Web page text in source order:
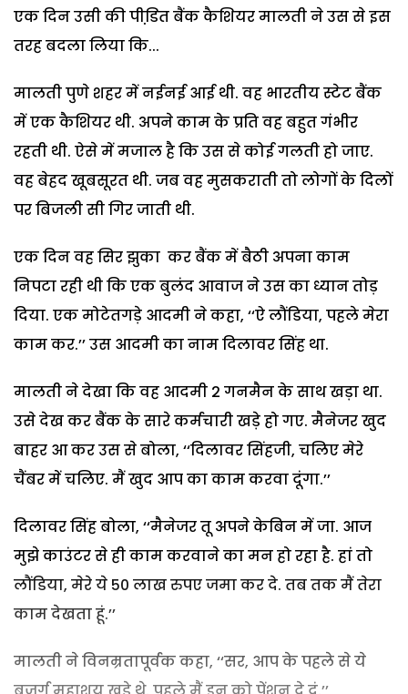
एक दिन उसी की पीडि़त बैंक कैशियर मालती ने उस से इस
तरह बदला लिया कि...
मालती पुणे शहर में नईनई आई थी. वह भारतीय स्टेट बैंक
में एक कैशियर थी. अपने काम के प्रति वह बहुत गंभीर
रहती थी. ऐसे में मजाल है कि उस से कोई गलती हो जाए.
वह बेहद खूबसूरत थी. जब वह मुसकराती तो लोगों के दिलों
पर बिजली सी गिर जाती थी.
एक दिन वह सिर झुका कर बैंक में बैठी अपना काम
निपटा रही थी कि एक बुलंद आवाज ने उस का ध्यान तोड़
दिया. एक मोटेतगड़े आदमी ने कहा, ‘‘ऐ लौंडिया, पहले मेरा
काम कर.’’ उस आदमी का नाम दिलावर सिंह था.
मालती ने देखा कि वह आदमी 2 गनमैन के साथ खड़ा था.
उसे देख कर बैंक के सारे कर्मचारी खड़े हो गए. मैनेजर खुद
बाहर आ कर उस से बोला, ‘‘दिलावर सिंहजी, चलिए मेरे
चैंबर में चलिए. मैं खुद आप का काम करवा दूंगा.’’
दिलावर सिंह बोला, ‘‘मैनेजर तू अपने केबिन में जा. आज
मुझे काउंटर से ही काम करवाने का मन हो रहा है. हां तो
लौंडिया, मेरे ये 50 लाख रुपए जमा कर दे. तब तक मैं तेरा
काम देखता हूं.’’
मालती ने विनम्रतापूर्वक कहा, ‘‘सर, आप के पहले से ये